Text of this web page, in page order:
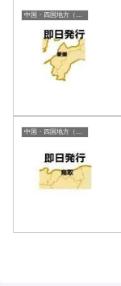
中国・四国地方（即日発行）
中国・四国地方（即日発行）